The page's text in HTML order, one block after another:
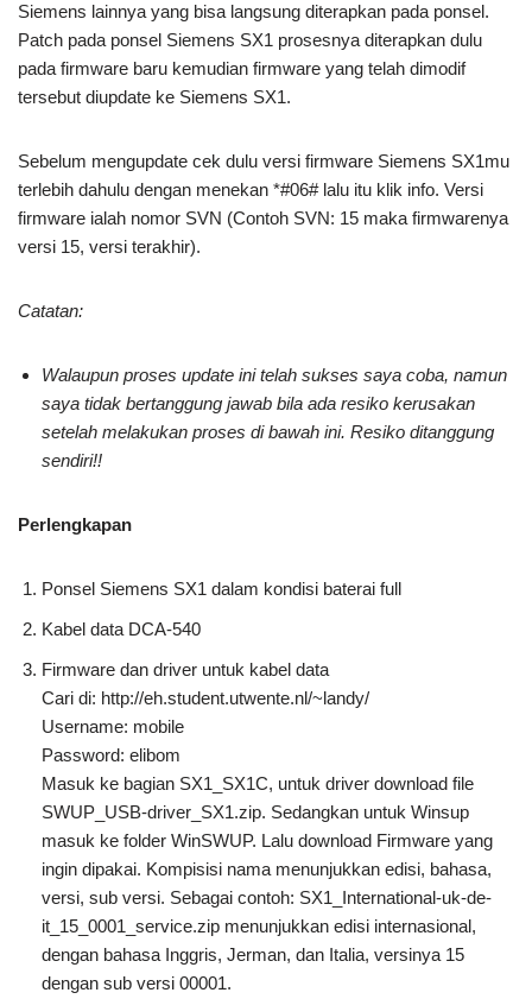
Siemens lainnya yang bisa langsung diterapkan pada ponsel.
Patch pada ponsel Siemens SX1 prosesnya diterapkan dulu
pada firmware baru kemudian firmware yang telah dimodif
tersebut diupdate ke Siemens SX1.
Sebelum mengupdate cek dulu versi firmware Siemens SX1mu
terlebih dahulu dengan menekan *#06# lalu itu klik info. Versi
firmware ialah nomor SVN (Contoh SVN: 15 maka firmwarenya
versi 15, versi terakhir).
Catatan:
Walaupun proses update ini telah sukses saya coba, namun
saya tidak bertanggung jawab bila ada resiko kerusakan
setelah melakukan proses di bawah ini. Resiko ditanggung
sendiri!!
Perlengkapan
Ponsel Siemens SX1 dalam kondisi baterai full
Kabel data DCA-540
Firmware dan driver untuk kabel data
Cari di: http://eh.student.utwente.nl/~landy/
Username: mobile
Password: elibom
Masuk ke bagian SX1_SX1C, untuk driver download file
SWUP_USB-driver_SX1.zip. Sedangkan untuk Winsup
masuk ke folder WinSWUP. Lalu download Firmware yang
ingin dipakai. Kompisisi nama menunjukkan edisi, bahasa,
versi, sub versi. Sebagai contoh: SX1_International-uk-de-
it_15_0001_service.zip menunjukkan edisi internasional,
dengan bahasa Inggris, Jerman, dan Italia, versinya 15
dengan sub versi 00001.